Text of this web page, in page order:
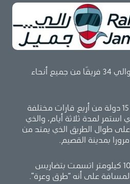
ملاحيًا لا اختبارًا للسرعة، حوالي 34 فريقًا من جميع أنحاء
التقى متنافسون أتوا من 15 دولة من أربع قارات مختلفة
لمدة ثلاثة أيام، والذي
طوال الطريق الذي يمتد من
بمدينة القصيم.
غطى السباق أكثر من 1000 كيلومتر اتسمت بتضاريس
على أنه “طرق وعرة”.